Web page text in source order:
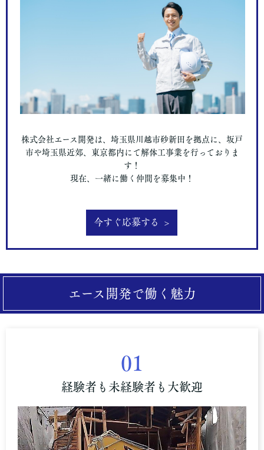
株式会社エース開発は、埼玉県川越市砂新田を拠点に、坂戸
市や埼玉県近郊、東京都内にて解体工事業を行っておりま
す！
現在、一緒に働く仲間を募集中！
今すぐ応募する
エース開発で働く魅力
01
経験者も未経験者も大歓迎